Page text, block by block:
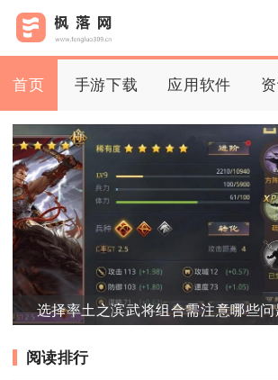
首页 手游下载 应用软件
选择率土之滨武将组合需注意哪些问
阅读排行